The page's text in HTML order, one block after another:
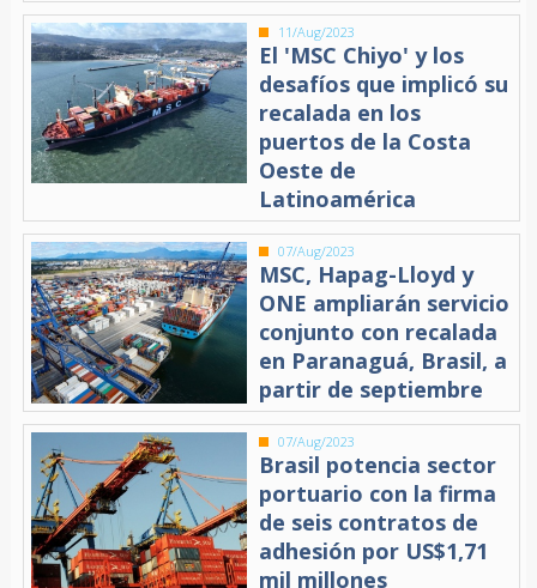
11/Aug/2023
El 'MSC Chiyo' y los
desafíos que implicó su
recalada en los
puertos de la Costa
Oeste de
Latinoamérica
07/Aug/2023
MSC, Hapag-Lloyd y
ONE ampliarán servicio
conjunto con recalada
en Paranaguá, Brasil, a
partir de septiembre
07/Aug/2023
Brasil potencia sector
portuario con la firma
de seis contratos de
adhesión por US$1,71
mil millones